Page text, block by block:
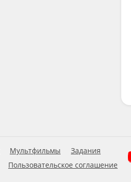
Мультфильмы
Задания
Пользовательское соглашение